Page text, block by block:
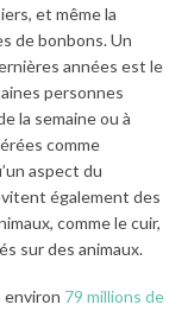
et même la
de bonbons. Un
années est le
personnes
la semaine ou à
comme
aspect du
également des
comme le cuir,
sur des animaux.
environ 79 millions de